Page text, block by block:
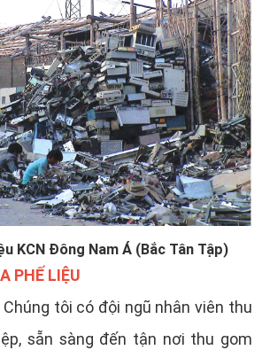
KCN Đông Nam Á (Bắc Tân Tập)
PHẾ LIỆU
Chúng tôi có đội ngũ nhân viên thu
sẵn sàng đến tận nơi thu gom